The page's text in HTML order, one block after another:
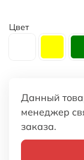
Цвет
Данный
менеджер
заказа.